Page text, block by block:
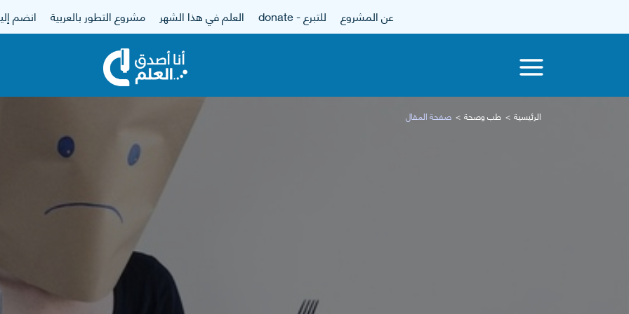
عن المشروع للتبرع - donate العلم في هذا الشهر مشروع التطور بالعربية انضم
الرئيسية طب وصحة صفحة المقال